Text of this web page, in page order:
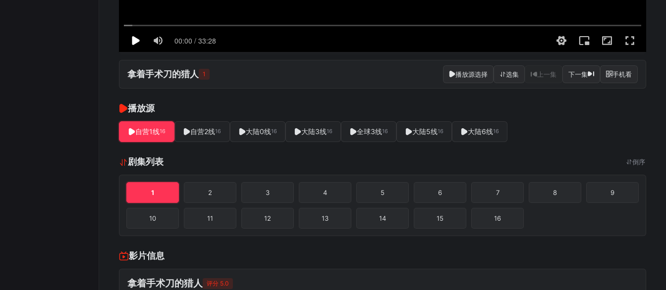
拿着手术刀的猎人 1 播放源选择 选集 上一集 下一集 手机看
播放源
自营1线16 自营2线16 大陆0线16 大陆3线16 全球3线16 大陆5线16 大陆6线16
剧集列表 倒序
1 2 3 4 5 6 7 8 9
10 11 12 13 14 15 16
影片信息
拿着手术刀的猎人 评分 5.0